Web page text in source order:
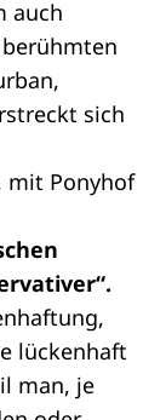
auch
sich
mit Ponyhof
lückenhaft
man, je